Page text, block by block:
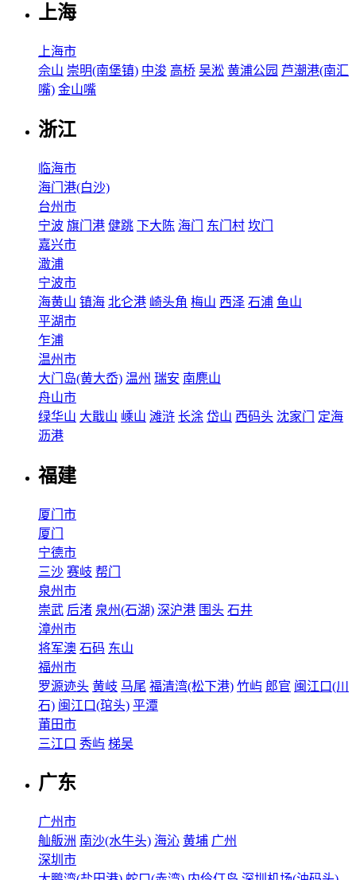
上海
上海市
佘山 崇明(南堡镇) 中浚 高桥 吴淞 黄浦公园 芦潮港(南汇
嘴) 金山嘴
浙江
临海市
海门港(白沙)
台州市
宁波 旗门港 健跳 下大陈 海门 东门村 坎门
嘉兴市
澉浦
宁波市
海黄山 镇海 北仑港 崎头角 梅山 西泽 石浦 鱼山
平湖市
乍浦
温州市
大门岛(黄大岙) 温州 瑞安 南麂山
舟山市
绿华山 大戢山 嵊山 滩浒 长涂 岱山 西码头 沈家门
定海
沥港
福建
厦门市
厦门
宁德市
三沙 赛岐 帮门
泉州市
崇武 后渚 泉州(石湖) 深沪港 围头 石井
漳州市
将军澳 石码 东山
福州市
罗源迹头 黄岐 马尾 福清湾(松下港) 竹屿 郎官 闽江口(川
石) 闽江口(琯头) 平潭
莆田市
三江口 秀屿 梯吴
广东
广州市
舢舨洲 南沙(水牛头) 海沁 黄埔 广州
深圳市